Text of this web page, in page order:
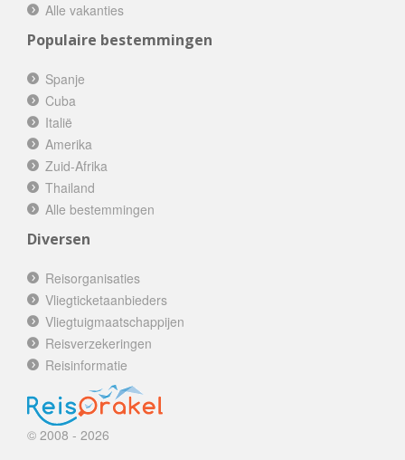
Alle vakanties
Populaire bestemmingen
Spanje
Cuba
Italië
Amerika
Zuid-Afrika
Thailand
Alle bestemmingen
Diversen
Reisorganisaties
Vliegticketaanbieders
Vliegtuigmaatschappijen
Reisverzekeringen
Reisinformatie
© 2008 - 2026